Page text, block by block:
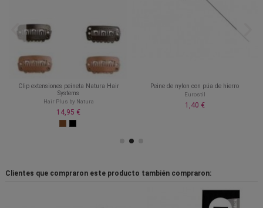
Clip extensiones peineta Natura Hair
Systems
Hair Plus by Natura
14,95 €
Peine de nylon con púa de hierro
Eurostil
1,40 €
Clientes que compraron este producto también compraron: